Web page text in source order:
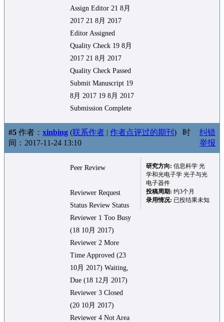
Assign Editor 21 8月
2017 21 8月 2017
Editor Assigned
Quality Check 19 8月
2017 21 8月 2017
Quality Check Passed
Submit Manuscript 19
8月 2017 19 8月 2017
Submission Complete
#5 作者： xinbing (联系作者 | 作者点评过的期刊 ) 时
间：2017-11-24 13:10
纠错
举报
Peer Review
Reviewer Request
Status Review Status
Reviewer 1 Too Busy
(18 10月 2017)
Reviewer 2 More
Time Approved (23
10月 2017) Waiting,
Due (18 12月 2017)
Reviewer 3 Closed
(20 10月 2017)
Reviewer 4 Not Area
研究方向: 信息科学 光
学和光电子学 光子与光
电子器件
投稿周期: 约3个月
录用情况: 已投结果未知